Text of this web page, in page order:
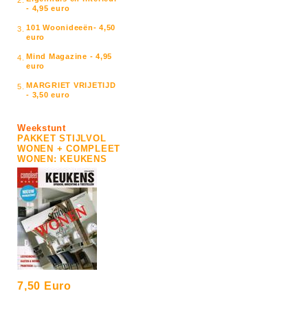
- 4,95 euro
3. 101 Woonideeën- 4,50
euro
4. Mind Magazine - 4,95
euro
5. MARGRIET VRIJETIJD
- 3,50 euro
Weekstunt
PAKKET STIJLVOL
WONEN + COMPLEET
WONEN: KEUKENS
7,50 Euro